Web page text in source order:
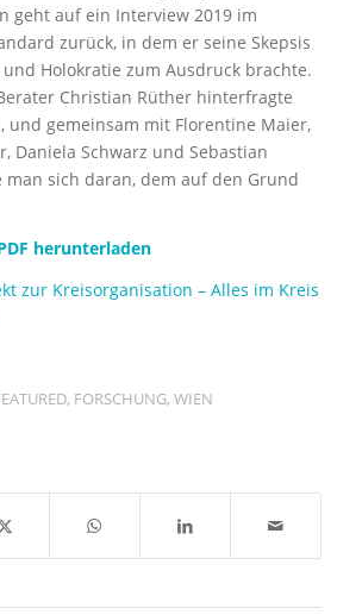
geht auf ein Interview 2019 im
zurück, in dem er seine Skepsis
Holokratie zum Ausdruck brachte.
Christian Rüther hinterfragte
und gemeinsam mit Florentine Maier,
Daniela Schwarz und Sebastian
man sich daran, dem auf den Grund
herunterladen
zur Kreisorganisation – Alles im Kreis
, FORSCHUNG, WIEN